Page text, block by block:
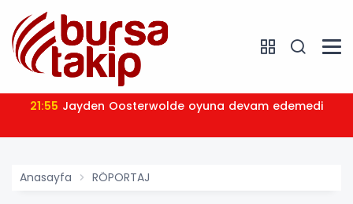
21:55 Jayden Oosterwolde oyuna devam edemedi
Anasayfa RÖPORTAJ